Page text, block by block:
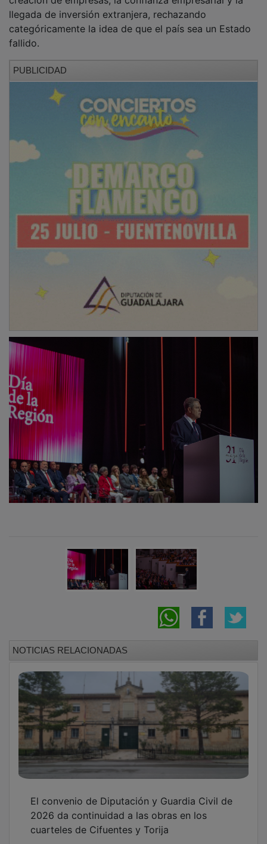
NOTICIAS RELACIONADAS
2026 da continuidad a las obras en los
cuarteles de Cifuentes y Torija
Bellido agradece a Page la “valentía y la
lealtad” con la que defiende los intereses del
país